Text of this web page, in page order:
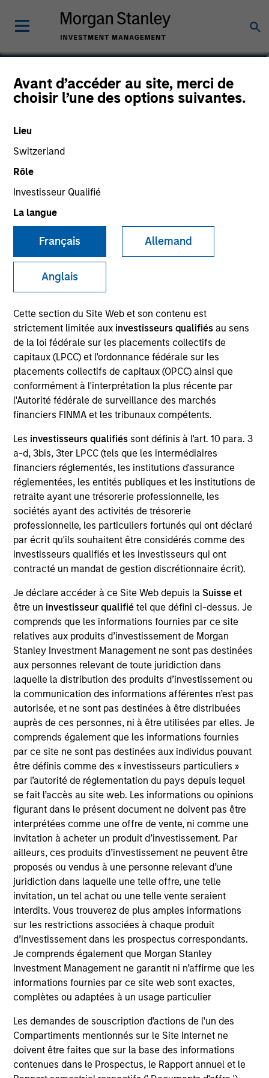
Avant d’accéder au site, merci de
choisir l’une des options suivantes.
Lieu
Switzerland
Rôle
Investisseur Qualifié
La langue
Français Allemand
Anglais
Cette section du Site Web et son contenu est
strictement limitée aux investisseurs qualifiésau sens
de la loi fédérale sur les placements collectifs de
capitaux (LPCC) et l'ordonnance fédérale sur les
placements collectifs de capitaux (OPCC) ainsi que
conformément à l'interprétation la plus récente par
l'Autorité fédérale de surveillance des marchés
financiers FINMA et les tribunaux compétents.
Les investisseurs qualifiés sont définis à l'art. 10 para. 3
a-d, 3bis, 3ter LPCC (tels que les intermédiaires
financiers réglementés, les institutions d'assurance
réglementées, les entités publiques et les institutions de
retraite ayant une trésorerie professionnelle, les
sociétés ayant des activités de trésorerie
professionnelle, les particuliers fortunés qui ont déclaré
par écrit qu'ils souhaitent être considérés comme des
investisseurs qualifiés et les investisseurs qui ont
contracté un mandat de gestion discrétionnaire écrit).
Je déclare accéder à ce Site Web depuis la Suisse et
être un investisseur qualifiétel que défini ci-dessus. Je
comprends que les informations fournies par ce site
relatives aux produits d’investissement de Morgan
Stanley Investment Management ne sont pas destinées
aux personnes relevant de toute juridiction dans
laquelle la distribution des produits d’investissement ou
la communication des informations afférentes n’est pas
autorisée, et ne sont pas destinées à être distribuées
auprès de ces personnes, ni à être utilisées par elles. Je
comprends également que les informations fournies
par ce site ne sont pas destinées aux individus pouvant
être définis comme des « investisseurs particuliers »
par l’autorité de réglementation du pays depuis lequel
se fait l’accès au site web. Les informations ou opinions
figurant dans le présent document ne doivent pas être
interprétées comme une offre de vente, ni comme une
invitation à acheter un produit d’investissement. Par
ailleurs, ces produits d’investissement ne peuvent être
proposés ou vendus à une personne relevant d’une
juridiction dans laquelle une telle offre, une telle
invitation, un tel achat ou une telle vente seraient
interdits. Vous trouverez de plus amples informations
sur les restrictions associées à chaque produit
d’investissement dans les prospectus correspondants.
Je comprends également que Morgan Stanley
Investment Management ne garantit ni n’affirme que les
informations fournies par ce site web sont exactes,
complètes ou adaptées à un usage particulier
Les demandes de souscription d'actions de l'un des
Compartiments mentionnés sur le Site Internet ne
doivent être faites que sur la base des informations
contenues dans le Prospectus, le Rapport annuel et le
Armistead Nash
Managing Director
YEARS OF INDUSTRY EXPERIENCE
26 Years
TEAM
Counterpoint Global
Armistead Nash is an investor for Counterpoint
Global. He joined Morgan Stanley in 2002 and has
26 years of investment experience. Armistead
joined Counterpoint Global in 2004 as an investor.
Previously, he was a member of the U.S. Research
Group, working closely with Counterpoint Global.
Prior to joining the firm, Armistead was an
associate in investment product development at
BlackRock Financial Management. Previously, he
was a research analyst in high-yield research at
KEA Capital. Armistead received a B.A. in history
from the University of Virginia and an M.B.A. from
the University of Virginia's Darden School of
Business Administration.
Counterpoint Global
Advantage
Invests primarily in established large cap
companies in the United States.
Global Insight
Invests primarily in established and
emerging companies globally.
Growth
Invests primarily in established and
emerging large cap companies in the United
States.
Discovery